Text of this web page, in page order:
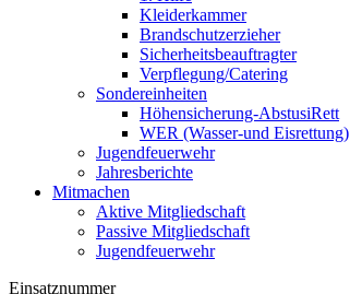
Kleiderkammer
Brandschutzerzieher
Sicherheitsbeauftragter
Verpflegung/Catering
Sondereinheiten
Höhensicherung-AbstusiRett
WER (Wasser-und Eisrettung)
Jugendfeuerwehr
Jahresberichte
Mitmachen
Aktive Mitgliedschaft
Passive Mitgliedschaft
Jugendfeuerwehr
Einsatznummer